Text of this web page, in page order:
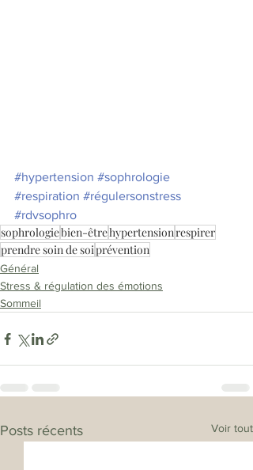
#hypertension #sophrologie
#respiration #régulersonstress
#rdvsophro
sophrologiebien-êtrehypertensionrespirer
prendre soin de soiprévention
Général
Stress & régulation des émotions
Sommeil
Posts récents Voir tout